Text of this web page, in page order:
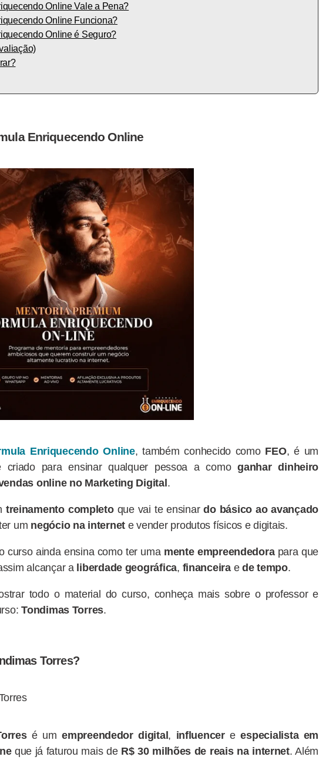
Online Vale a Pena?
Online Funciona?
Online é Seguro?
Enriquecendo Online
Enriquecendo Online, também conhecido como FEO, é um
criado para ensinar qualquer pessoa a comoganhar dinheiro
online no Marketing Digital.
treinamento completoque vai te ensinardo básico ao avançado
um negócio na internet e vender produtos físicos e digitais.
curso ainda ensina como ter uma mente empreendedorapara que
alcançar a liberdade geográfica, financeiraede tempo.
todo o material do curso, conheça mais sobre o professor e
Tondimas Torres.
Torres?
é umempreendedor digital, influencereespecialista em
que já faturou mais de R$ 30 milhões de reais na internet. Além